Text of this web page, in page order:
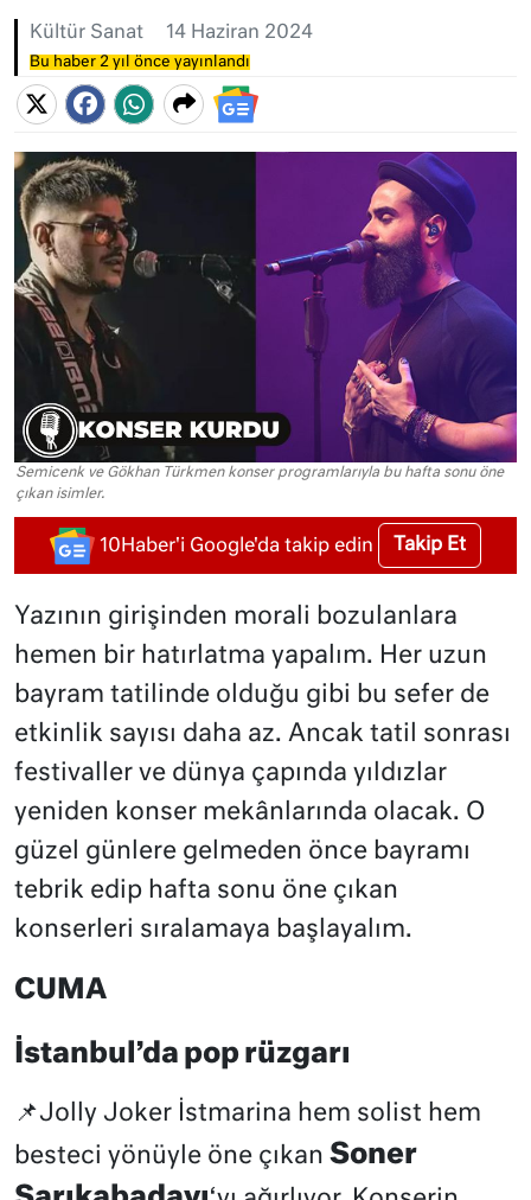
Kültür Sanat 14 Haziran 2024
Bu haber 2 yıl önce yayınlandı
Semicenk ve Gökhan Türkmen konser programlarıyla bu hafta sonu öne
çıkan isimler.
10Haber'i Google'da takip edin Takip Et
Yazının girişinden morali bozulanlara
hemen bir hatırlatma yapalım. Her uzun
bayram tatilinde olduğu gibi bu sefer de
etkinlik sayısı daha az. Ancak tatil sonrası
festivaller ve dünya çapında yıldızlar
yeniden konser mekânlarında olacak. O
güzel günlere gelmeden önce bayramı
tebrik edip hafta sonu öne çıkan
konserleri sıralamaya başlayalım.
CUMA
İstanbul’da pop rüzgarı
📌Jolly Joker İstmarina hem solist hem
besteci yönüyle öne çıkan Soner